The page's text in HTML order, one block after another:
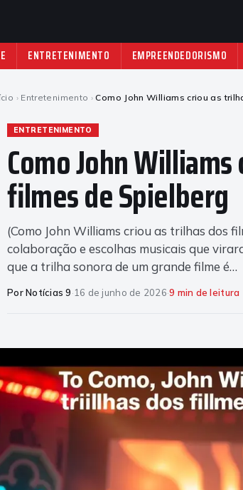
ENTRETENIMENTO EMPREENDEDORISMO
› Entretenimento › Como John Williams criou as
ENTRETENIMENTO
Como John
filmes de Spielberg
(Como John Williams criou as trilhas dos
colaboração e escolhas musicais que
que a trilha sonora de um grande filme é…
Por Notícias 9·16 de junho de 2026·9 min de leitura